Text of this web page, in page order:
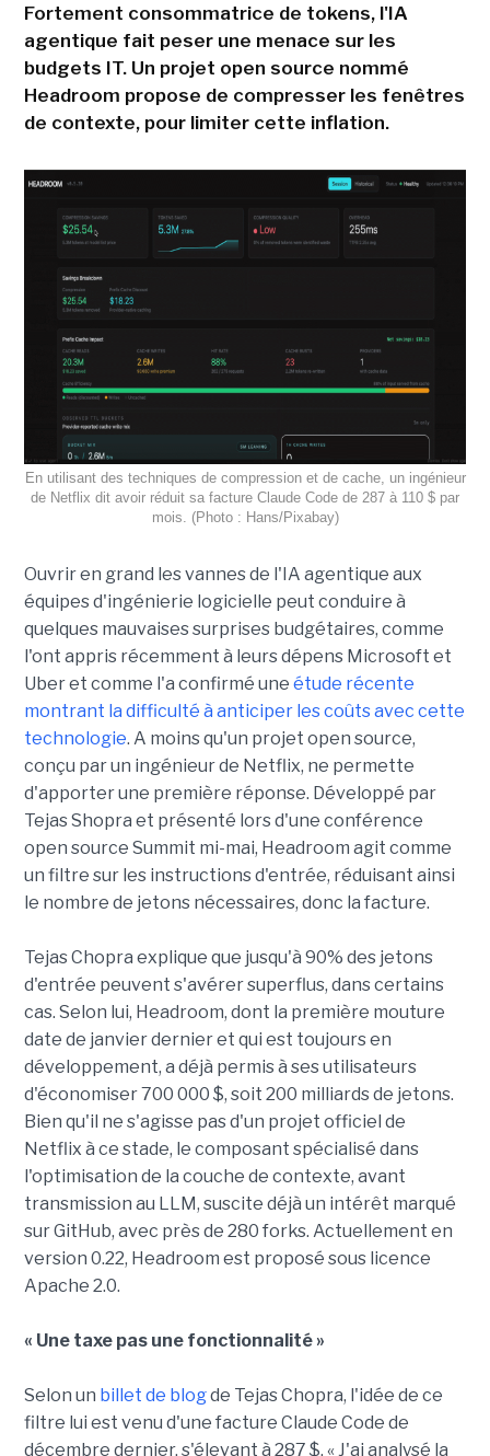
Fortement consommatrice de tokens, l'IA
agentique fait peser une menace sur les
budgets IT. Un projet open source nommé
Headroom propose de compresser les fenêtres
de contexte, pour limiter cette inflation.
En utilisant des techniques de compression et de cache, un ingénieur
de Netflix dit avoir réduit sa facture Claude Code de 287 à 110 $ par
mois. (Photo : Hans/Pixabay)
Ouvrir en grand les vannes de l'IA agentique aux
équipes d'ingénierie logicielle peut conduire à
quelques mauvaises surprises budgétaires, comme
l'ont appris récemment à leurs dépens Microsoft et
Uber et comme l'a confirmé une étude récente
montrant la difficulté à anticiper les coûts avec cette
technologie. A moins qu'un projet open source,
conçu par un ingénieur de Netflix, ne permette
d'apporter une première réponse. Développé par
Tejas Shopra et présenté lors d'une conférence
open source Summit mi-mai, Headroom agit comme
un filtre sur les instructions d'entrée, réduisant ainsi
le nombre de jetons nécessaires, donc la facture.
Tejas Chopra explique que jusqu'à 90% des jetons
d'entrée peuvent s'avérer superflus, dans certains
cas. Selon lui, Headroom, dont la première mouture
date de janvier dernier et qui est toujours en
développement, a déjà permis à ses utilisateurs
d'économiser 700 000 $, soit 200 milliards de jetons.
Bien qu'il ne s'agisse pas d'un projet officiel de
Netflix à ce stade, le composant spécialisé dans
l'optimisation de la couche de contexte, avant
transmission au LLM, suscite déjà un intérêt marqué
sur GitHub, avec près de 280 forks. Actuellement en
version 0.22, Headroom est proposé sous licence
Apache 2.0.
« Une taxe pas une fonctionnalité »
Selon un billet de blogde Tejas Chopra, l'idée de ce
filtre lui est venu d'une facture Claude Code de
décembre dernier, s'élevant à 287 $. « J'ai analysé la